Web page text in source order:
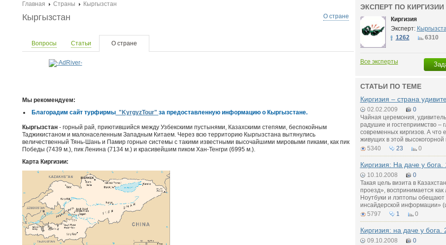
Главная Страны
Кыргызстан
О стране
Кыргызстан
Вопросы Статьи О стране
Мы рекомендуем:
Благорадим сайт турфирмы"KyrgyzTour" за предоставленную информацию о Кыргызстане.
Кыргызстан- горный рай, приютившийся между Узбекскими пустынями, Казахскими степями, беспокойным
Таджикистаном и малонаселенным Западным Китаем. Через всю территорию Кыргызстана вытянулись
величественный Тянь-Шань и Памир горные системы с такими известными высочайшими мировыми пиками, как пик
Победы (7439 м.), пик Ленина (7134 м.) и красивейшим пиком Хан-Тенгри (6995 м.).
Карта Киргизии:
ЭКСПЕРТ ПО КИРГИЗИИ
Киргизия
Эксперт:
1262
6310
Все эксперты
СТАТЬИ ПО ТЕМЕ
Киргизия – страна
02.02.2009
0
Чайная церемония,
радушие и гостеприимство –
современных киргизов. А
живущих в этой высокогорной
5340
23 0
Киргизия: На даче у бога.
10.10.2008
0
Такая цель визита в
проезд», воспринимается как
Ноутбуки и лэптопы обещают
инсайдерской информации»
5797
1 0
Киргизия: на даче у бога.
09.10.2008 0